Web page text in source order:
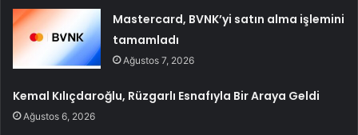
Mastercard, BVNK’yi satın alma işlemini
tamamladı
Ağustos 7, 2026
Kemal Kılıçdaroğlu, Rüzgarlı Esnafıyla Bir Araya Geldi
Ağustos 6, 2026